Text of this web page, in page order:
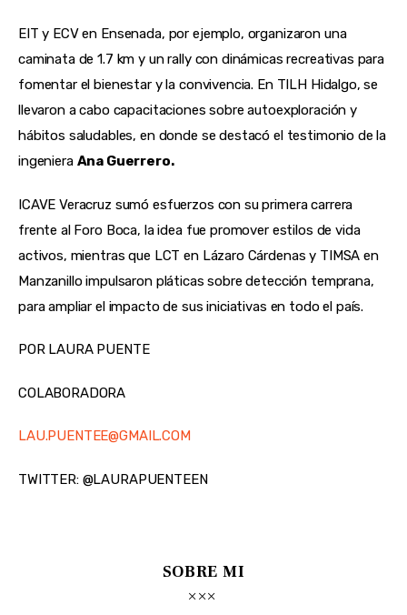
EIT y ECV en Ensenada, por ejemplo, organizaron una
caminata de 1.7 km y un rally con dinámicas recreativas para
fomentar el bienestar y la convivencia. En TILH Hidalgo, se
llevaron a cabo capacitaciones sobre autoexploración y
hábitos saludables, en donde se destacó el testimonio de la
ingeniera Ana Guerrero.
ICAVE Veracruz sumó esfuerzos con su primera carrera
frente al Foro Boca, la idea fue promover estilos de vida
activos, mientras que LCT en Lázaro Cárdenas y TIMSA en
Manzanillo impulsaron pláticas sobre detección temprana,
para ampliar el impacto de sus iniciativas en todo el país.
POR LAURA PUENTE
COLABORADORA
LAU.PUENTEE@GMAIL.COM
TWITTER: @LAURAPUENTEEN
SOBRE MI